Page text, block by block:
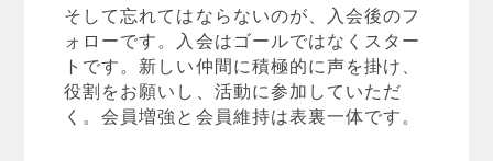
そして忘れてはならないのが、入会後のフ
ォローです。入会はゴールではなくスター
トです。新しい仲間に積極的に声を掛け、
役割をお願いし、活動に参加していただ
く。会員増強と会員維持は表裏一体です。